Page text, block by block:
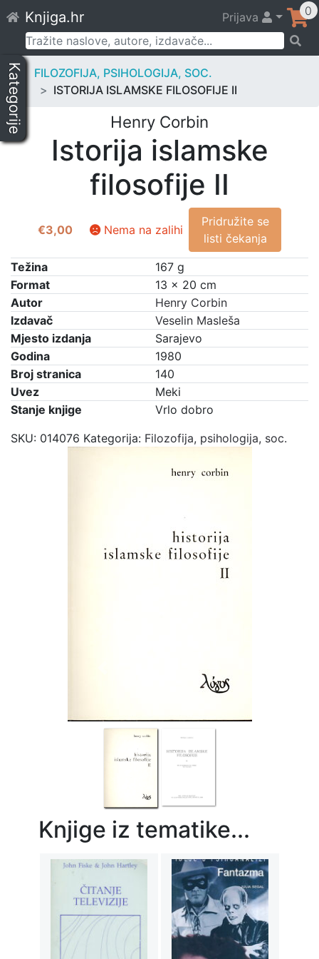
to
content
Knjiga.hr Prijava 0
Pretraži:
Kategorije
FILOZOFIJA, PSIHOLOGIJA, SOC.
ISTORIJA ISLAMSKE FILOSOFIJE II
Henry Corbin
Istorija islamske
filosofije II
€3,00 Nema na zalihi
Pridružite se
listi čekanja
Težina
167 g
Format
13 × 20 cm
Autor
Henry Corbin
Izdavač
Veselin Masleša
Mjesto izdanja
Sarajevo
Godina
1980
Broj stranica
140
Uvez
Meki
Stanje knjige
Vrlo dobro
SKU: 014076 Kategorija: Filozofija, psihologija, soc.
Knjige iz tematike...